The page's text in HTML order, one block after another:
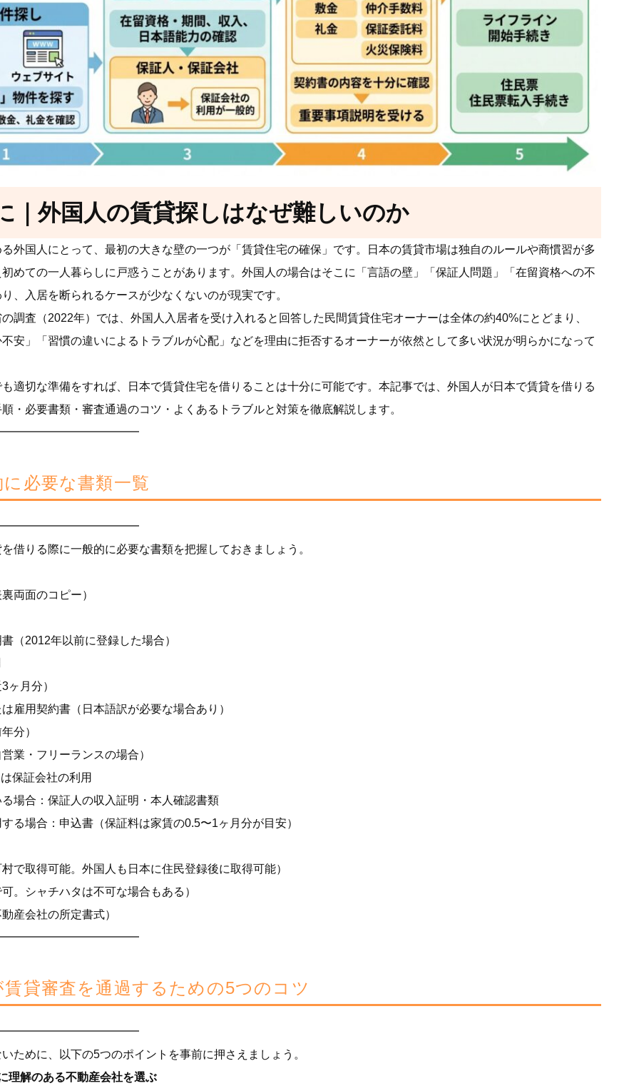
｜外国人の賃貸探しはなぜ難しいのか
外国人にとって、最初の大きな壁の一つが「賃貸住宅の確保」です。日本の賃貸市場は独自のルールや商慣習が多
初めての一人暮らしに戸惑うことがあります。外国人の場合はそこに「言語の壁」「保証人問題」「在留資格への不
、入居を断られるケースが少なくないのが現実です。
調査（2022年）では、外国人入居者を受け入れると回答した民間賃貸住宅オーナーは全体の約40%にとどまり、
不安」「習慣の違いによるトラブルが心配」などを理由に拒否するオーナーが依然として多い状況が明らかになって
適切な準備をすれば、日本で賃貸住宅を借りることは十分に可能です。本記事では、外国人が日本で賃貸を借りる
・必要書類・審査通過のコツ・よくあるトラブルと対策を徹底解説します。
必要な書類一覧
借りる際に一般的に必要な書類を把握しておきましょう。
両面のコピー）
（2012年以前に登録した場合）
ヶ月分）
は雇用契約書（日本語訳が必要な場合あり）
分）
業・フリーランスの場合）
保証会社の利用
る場合：保証人の収入証明・本人確認書類
する場合：申込書（保証料は家賃の0.5〜1ヶ月分が目安）
村で取得可能。外国人も日本に住民登録後に取得可能）
。シャチハタは不可な場合もある）
産会社の所定書式）
貸審査を通過するための5つのコツ
ために、以下の5つのポイントを事前に押さえましょう。
理解のある不動産会社を選ぶ